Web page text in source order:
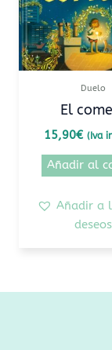
Duelo
El
15,90€ (Iva
Añadir al
Añadir a
deseos